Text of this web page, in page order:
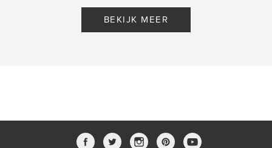
BEKIJK MEER